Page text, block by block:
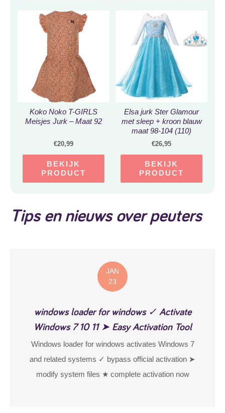
Koko Noko T-GIRLS
Meisjes Jurk – Maat 92
€20,99
BEKIJK
PRODUCT
Elsa jurk Ster Glamour
met sleep + kroon blauw
maat 98-104 (110)
Prinsessenjurk meisje
€26,95
BEKIJK
PRODUCT
Tips en nieuws over peuters
JAN
23
windows loader for windows ✓ Activate
Windows 7 10 11 ➤ Easy Activation Tool
Windows loader for windows activates Windows 7
and related systems ✓ bypass official activation ➤
modify system files ★ complete activation now